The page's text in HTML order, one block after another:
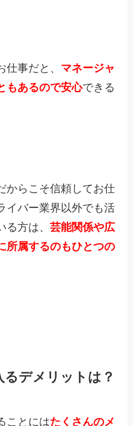
事だと、 マネージャ
もあるので安心できる
からこそ信頼してお仕
イバー業界以外でも活
る方は、芸能関係や広
所属するのもひとつの
デメリットは？
ことにはたくさんのメ